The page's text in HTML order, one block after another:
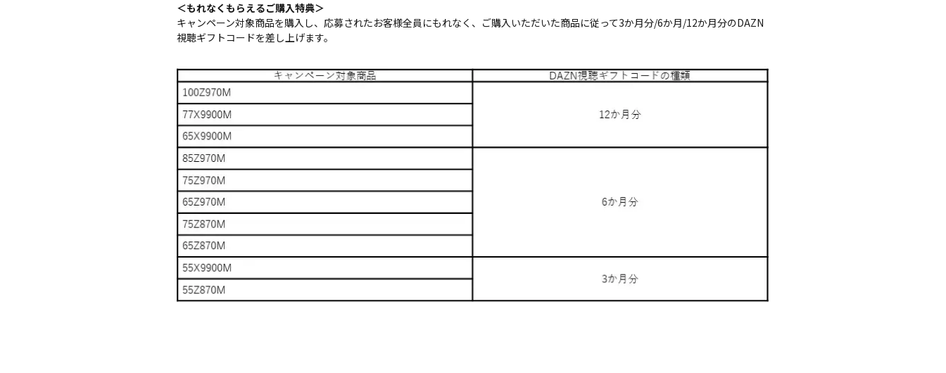
＜もれなくもらえるご購入特典＞
キャンペーン対象商品を購入し、応募されたお客様全員にもれなく、ご購入いただいた商品に従って3か月分/6か月/12か月分のDAZN
視聴ギフトコードを差し上げます。